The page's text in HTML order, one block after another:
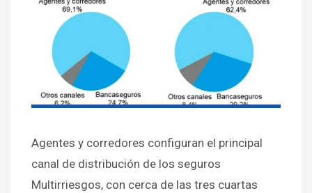
Agentes y corredores configuran el principal
canal de distribución de los seguros
Multirriesgos, con cerca de las tres cuartas